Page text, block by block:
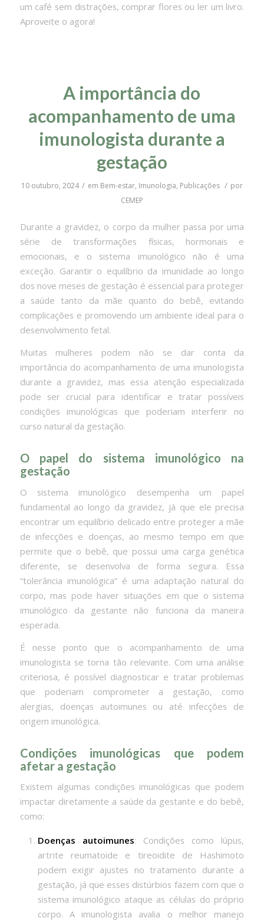
um café sem distrações, comprar flores ou ler um livro.
Aproveite o agora!
A importância do
acompanhamento de uma
imunologista durante a
gestação
10 outubro, 2024 / em Bem-estar, Imunologia, Publicações / por
CEMEP
Durante a gravidez, o corpo da mulher passa por uma
série de transformações físicas, hormonais e
emocionais, e o sistema imunológico não é uma
exceção. Garantir o equilíbrio da imunidade ao longo
dos nove meses de gestação é essencial para proteger
a saúde tanto da mãe quanto do bebê, evitando
complicações e promovendo um ambiente ideal para o
desenvolvimento fetal.
Muitas mulheres podem não se dar conta da
importância do acompanhamento de uma imunologista
durante a gravidez, mas essa atenção especializada
pode ser crucial para identificar e tratar possíveis
condições imunológicas que poderiam interferir no
curso natural da gestação.
O papel do sistema imunológico na
gestação
O sistema imunológico desempenha um papel
fundamental ao longo da gravidez, já que ele precisa
encontrar um equilíbrio delicado entre proteger a mãe
de infecções e doenças, ao mesmo tempo em que
permite que o bebê, que possui uma carga genética
diferente, se desenvolva de forma segura. Essa
“tolerância imunológica” é uma adaptação natural do
corpo, mas pode haver situações em que o sistema
imunológico da gestante não funciona da maneira
esperada.
É nesse ponto que o acompanhamento de uma
imunologista se torna tão relevante. Com uma análise
criteriosa, é possível diagnosticar e tratar problemas
que poderiam comprometer a gestação, como
alergias, doenças autoimunes ou até infecções de
origem imunológica.
Condições imunológicas que podem
afetar a gestação
Existem algumas condições imunológicas que podem
impactar diretamente a saúde da gestante e do bebê,
como:
Doenças autoimunes: Condições como lúpus,
artrite reumatoide e tireoidite de Hashimoto
podem exigir ajustes no tratamento durante a
gestação, já que esses distúrbios fazem com que o
sistema imunológico ataque as células do próprio
corpo. A imunologista avalia o melhor manejo